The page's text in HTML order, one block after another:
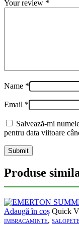
Your review *
Name *
Email *
Salvează-mi
pentru data viitoare
Produse
Adaugă în coș Quick
IMBRACAMINTE,